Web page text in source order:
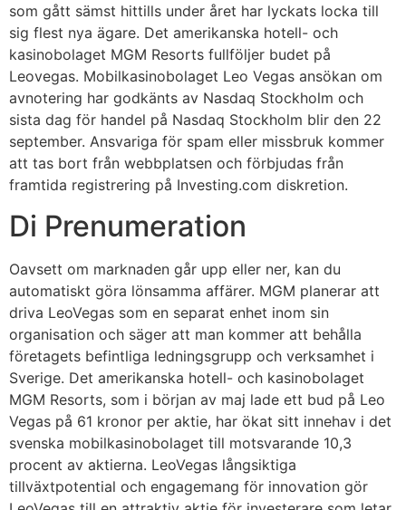
som gått sämst hittills under året har lyckats locka till
sig flest nya ägare. Det amerikanska hotell- och
kasinobolaget MGM Resorts fullföljer budet på
Leovegas. Mobilkasinobolaget Leo Vegas ansökan om
avnotering har godkänts av Nasdaq Stockholm och
sista dag för handel på Nasdaq Stockholm blir den 22
september. Ansvariga för spam eller missbruk kommer
att tas bort från webbplatsen och förbjudas från
framtida registrering på Investing.com diskretion.
Di Prenumeration
Oavsett om marknaden går upp eller ner, kan du
automatiskt göra lönsamma affärer. MGM planerar att
driva LeoVegas som en separat enhet inom sin
organisation och säger att man kommer att behålla
företagets befintliga ledningsgrupp och verksamhet i
Sverige. Det amerikanska hotell- och kasinobolaget
MGM Resorts, som i början av maj lade ett bud på Leo
Vegas på 61 kronor per aktie, har ökat sitt innehav i det
svenska mobilkasinobolaget till motsvarande 10,3
procent av aktierna. LeoVegas långsiktiga
tillväxtpotential och engagemang för innovation gör